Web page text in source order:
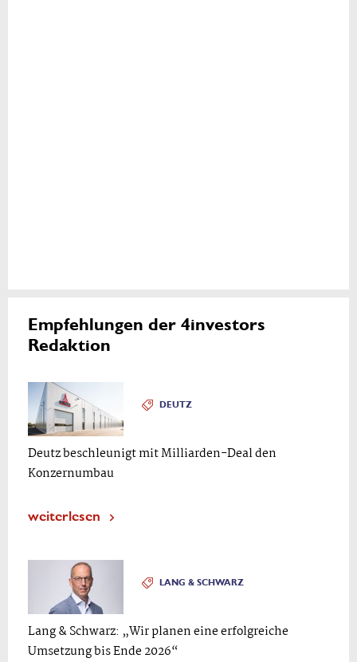
Empfehlungen der 4investors
Redaktion
DEUTZ
Deutz beschleunigt mit Milliarden-Deal den
Konzernumbau
weiterlesen
LANG & SCHWARZ
Lang & Schwarz: „Wir planen eine erfolgreiche
Umsetzung bis Ende 2026“